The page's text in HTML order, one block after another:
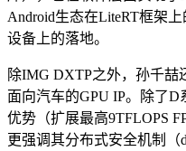
Android生态在LiteRT框架
设备上的落地。
除IMG DXTP之外，孙千
面向汽车的GPU IP。除了
优势（扩展最高9TFLOPS
更强调其分布式安全机制（